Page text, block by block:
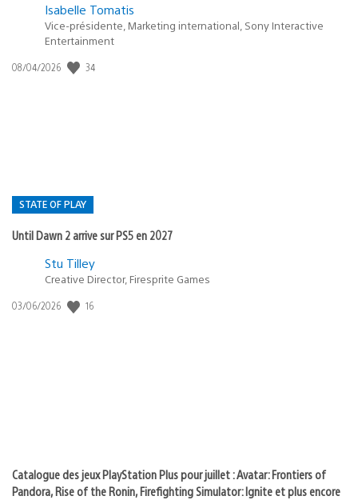
Isabelle Tomatis
Vice-présidente, Marketing international, Sony Interactive
Entertainment
Date
08/04/2026 34
STATE OF PLAY
Until Dawn 2 arrive sur PS5 en 2027
Postée
:
Stu Tilley
Creative Director, Firesprite Games
Date
03/06/2026 16
Catalogue des jeux PlayStation Plus pour juillet : Avatar: Frontiers of
Pandora, Rise of the Ronin, Firefighting Simulator: Ignite et plus encore